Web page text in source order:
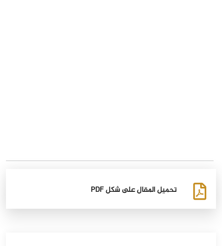
تحميل المقال على شكل PDF